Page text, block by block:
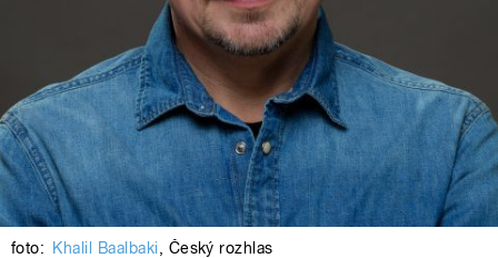
foto: Khalil Baalbaki, Český rozhlas